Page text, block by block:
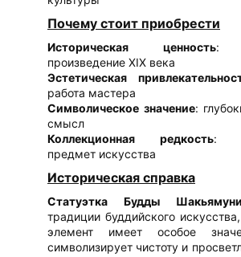
Почему стоит приобрести
Историческая ценность:
произведение XIX века
Эстетическая
работа мастера
Символическое значение:
смысл
Коллекционная редкость:
предмет искусства
Историческая справка
Статуэтка Будды Шакьямуни
традиции буддийского
элемент имеет особое
символизирует чистоту и